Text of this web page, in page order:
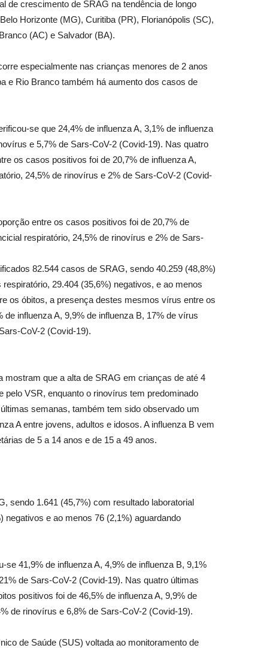
de crescimento de SRAG na tendência de longo
Horizonte (MG), Curitiba (PR), Florianópolis (SC),
(AC) e Salvador (BA).
especialmente nas crianças menores de 2 anos
e Rio Branco também há aumento dos casos de
se que 24,4% de influenza A, 3,1% de influenza
e 5,7% de Sars-CoV-2 (Covid-19). Nas quatro
os casos positivos foi de 20,7% de influenza A,
24,5% de rinovírus e 2% de Sars-CoV-2 (Covid-
entre os casos positivos foi de 20,7% de
respiratório, 24,5% de rinovírus e 2% de Sars-
82.544 casos de SRAG, sendo 40.259 (48,8%)
29.404 (35,6%) negativos, e ao menos
os óbitos, a presença destes mesmos vírus entre os
influenza A, 9,9% de influenza B, 17% de vírus
CoV-2 (Covid-19).
que a alta de SRAG em crianças de até 4
pelo VSR, enquanto o rinovírus tem predominado
semanas, também tem sido observado um
A entre jovens, adultos e idosos. A influenza B vem
de 5 a 14 anos e de 15 a 49 anos.
sendo 1.641 (45,7%) com resultado laboratorial
e ao menos 76 (2,1%) aguardando
41,9% de influenza A, 4,9% de influenza B, 9,1%
de Sars-CoV-2 (Covid-19). Nas quatro últimas
positivos foi de 46,5% de influenza A, 9,9% de
de rinovírus e 6,8% de Sars-CoV-2 (Covid-19).
de Saúde (SUS) voltada ao monitoramento de